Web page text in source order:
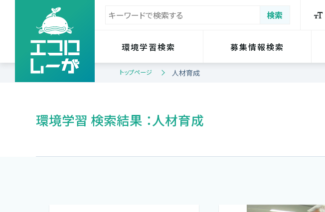
環境学習検索 募集情報検索
トップページ 人材育成
環境学習 検索結果 ：人材育成